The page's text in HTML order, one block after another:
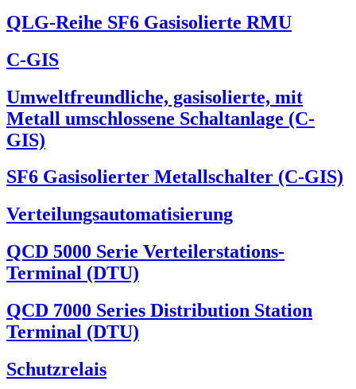
QLG-Reihe SF6 Gasisolierte RMU
C-GIS
Umweltfreundliche, gasisolierte, mit
Metall umschlossene Schaltanlage (C-
GIS)
SF6 Gasisolierter Metallschalter (C-GIS)
Verteilungsautomatisierung
QCD 5000 Serie Verteilerstations-
Terminal (DTU)
QCD 7000 Series Distribution Station
Terminal (DTU)
Schutzrelais